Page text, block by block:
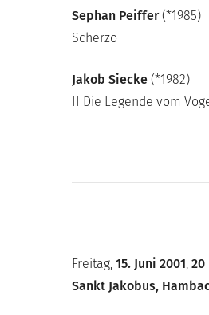
Sephan Peiffer(*1985)
Scherzo
Jakob Siecke (*1982)
II Die Legende vom
Freitag, 15. Juni 2001, 20
Sankt Jakobus,